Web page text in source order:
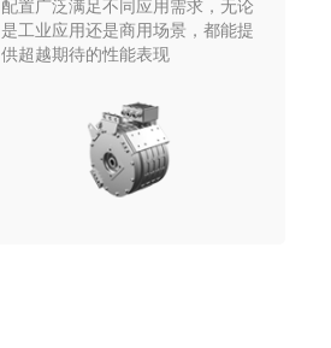
配置广泛满足不同应用需求，无论
是工业应用还是商用场景，都能提
供超越期待的性能表现